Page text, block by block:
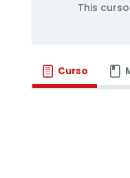
This
Curso